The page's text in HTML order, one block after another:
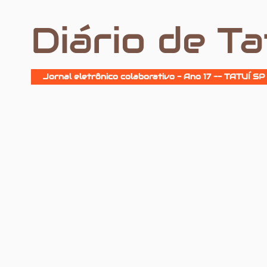
Diário de
Jornal eletrônico colaborativo - Ano 17 -- TATUÍ SP